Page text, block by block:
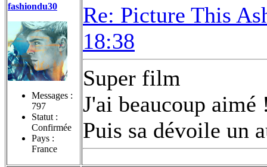
fashiondu30
Messages :
797
Statut :
Confirmée
Pays :
France
Re: Picture This
18:38
Super film
J'ai beaucoup aimé
Puis sa dévoile un